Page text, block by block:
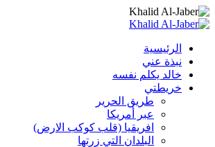
الرئيسية
نبذة عني
خالد يكلم نفسه
خريطتي
طريق الحرير
عبر أمريكا
افريقيا (قلب كوكب الارض)
البلدان التي زرتها